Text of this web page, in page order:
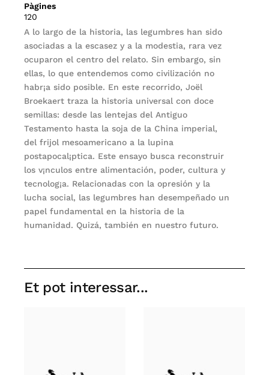
Pàgines
120
A lo largo de la historia, las legumbres han sido
asociadas a la escasez y a la modestia, rara vez
ocuparon el centro del relato. Sin embargo, sin
ellas, lo que entendemos como civilización no
habr¡a sido posible. En este recorrido, Joël
Broekaert traza la historia universal con doce
semillas: desde las lentejas del Antiguo
Testamento hasta la soja de la China imperial,
del frijol mesoamericano a la lupina
postapocal¡ptica. Este ensayo busca reconstruir
los v¡nculos entre alimentación, poder, cultura y
tecnolog¡a. Relacionadas con la opresión y la
lucha social, las legumbres han desempeñado un
papel fundamental en la historia de la
humanidad. Quizá, también en nuestro futuro.
Et pot interessar...